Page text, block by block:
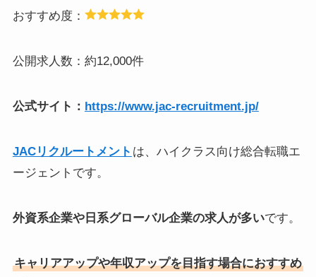
おすすめ度：
公開求人数：約12,000件
公式サイト： https://www.jac-recruitment.jp/
JACリクルートメント は、ハイクラス向け総合転職エ
ージェントです。
外資系企業や日系グローバル企業の求人が多いです。
キャリアアップや年収アップを目指す場合におすすめ